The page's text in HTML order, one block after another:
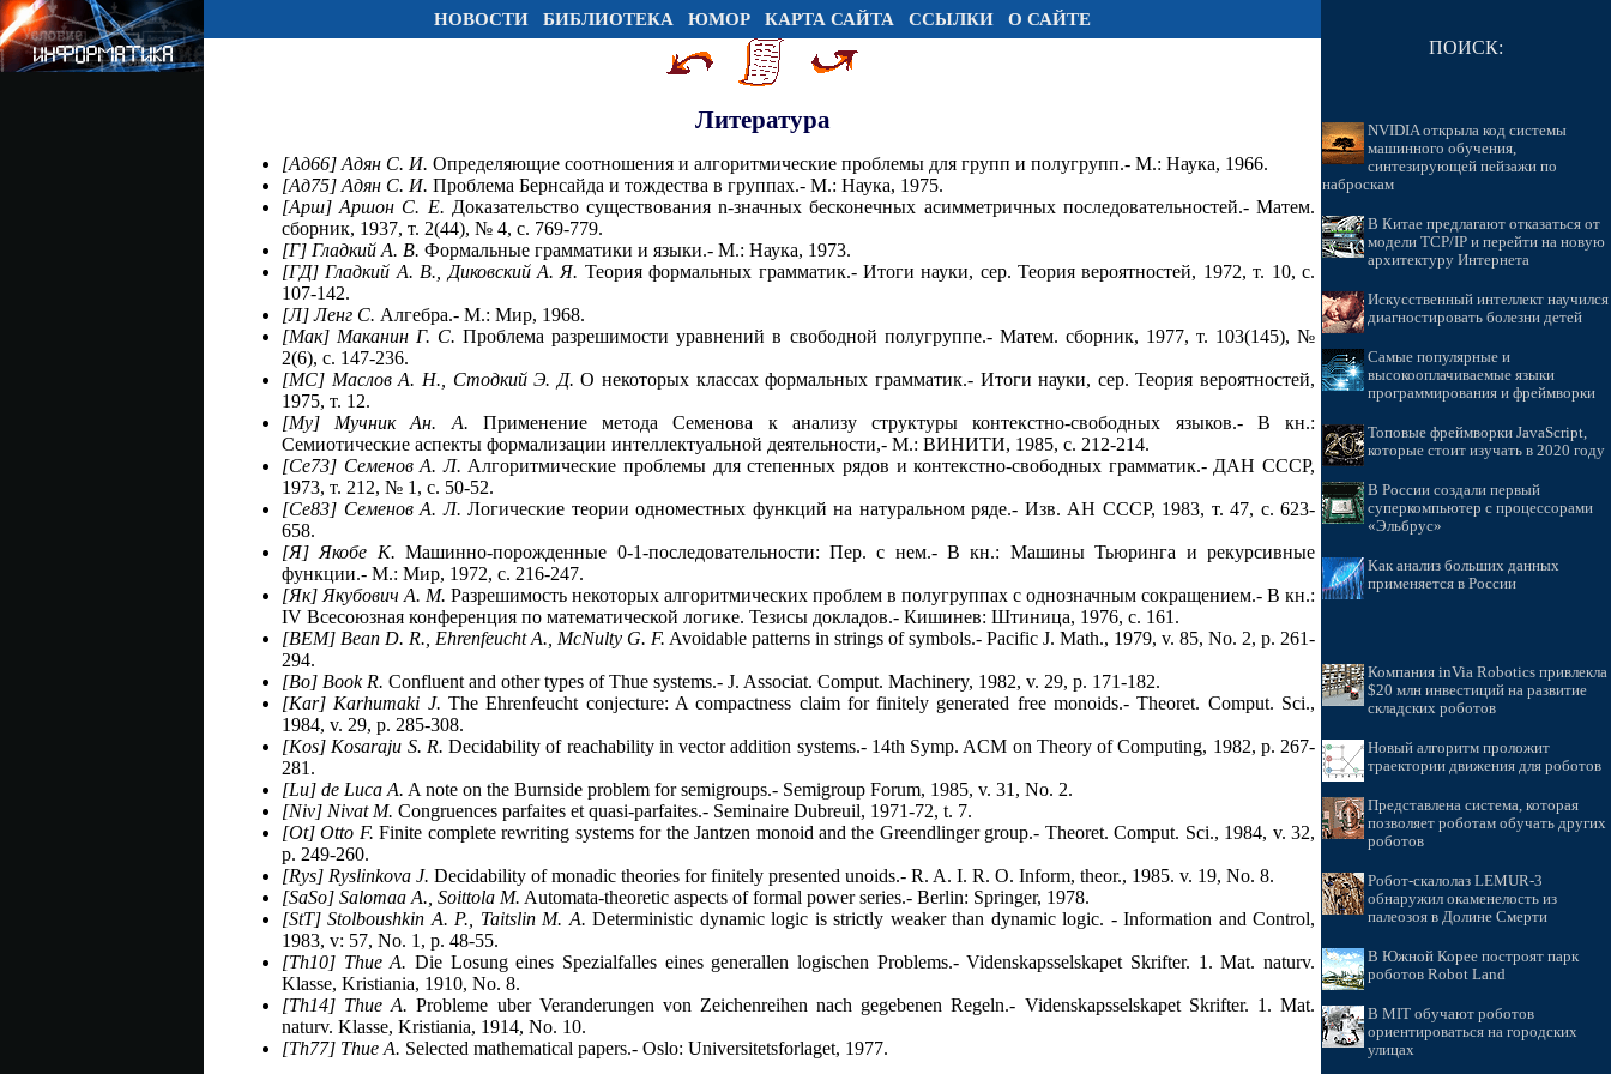
НОВОСТИ БИБЛИОТЕКА ЮМОР КАРТА САЙТА ССЫЛКИ О САЙТЕ
Литература
[Ад66] Адян С. И. Определяющие соотношения и алгоритмические проблемы для групп и полугрупп.- М.: Наука, 1966.
[Ад75] Адян С. И. Проблема Бернсайда и тождества в группах.- М.: Наука, 1975.
[Арш] Аршон С. Е. Доказательство существования n-значных бесконечных асимметричных последовательностей.- Матем.
сборник, 1937, т. 2(44), № 4, с. 769-779.
[Г] Гладкий А. В. Формальные грамматики и языки.- М.: Наука, 1973.
[ГД] Гладкий А. В., Диковский А. Я. Теория формальных грамматик.- Итоги науки, сер. Теория вероятностей, 1972, т. 10, с.
107-142.
[Л] Ленг С. Алгебра.- М.: Мир, 1968.
[Мак] Маканин Г. С. Проблема разрешимости уравнений в свободной полугруппе.- Матем. сборник, 1977, т. 103(145), №
2(6), с. 147-236.
[МС] Маслов А. Н., Стодкий Э. Д. О некоторых классах формальных грамматик.- Итоги науки, сер. Теория вероятностей,
1975, т. 12.
[Му] Мучник Ан. А. Применение метода Семенова к анализу структуры контекстно-свободных языков.- В кн.:
Семиотические аспекты формализации интеллектуальной деятельности,- М.: ВИНИТИ, 1985, с. 212-214.
[Се73] Семенов А. Л. Алгоритмические проблемы для степенных рядов и контекстно-свободных грамматик.- ДАН СССР,
1973, т. 212, № 1, с. 50-52.
[Се83] Семенов А. Л. Логические теории одноместных функций на натуральном ряде.- Изв. АН СССР, 1983, т. 47, с. 623-
658.
[Я] Якобе К. Машинно-порожденные 0-1-последовательности: Пер. с нем.- В кн.: Машины Тьюринга и рекурсивные
функции.- М.: Мир, 1972, с. 216-247.
[Як] Якубович А. М. Разрешимость некоторых алгоритмических проблем в полугруппах с однозначным сокращением.- В кн.:
IV Всесоюзная конференция по математической логике. Тезисы докладов.- Кишинев: Штиница, 1976, с. 161.
[BEM] Bean D. R., Ehrenfeucht A., McNulty G. F. Avoidable patterns in strings of symbols.- Pacific J. Math., 1979, v. 85, No. 2, p. 261-
294.
[Bo] Book R. Confluent and other types of Thue systems.- J. Associat. Comput. Machinery, 1982, v. 29, p. 171-182.
[Kar] Karhumaki J. The Ehrenfeucht conjecture: A compactness claim for finitely generated free monoids.- Theoret. Comput. Sci.,
1984, v. 29, p. 285-308.
[Kos] Kosaraju S. R. Decidability of reachability in vector addition systems.- 14th Symp. ACM on Theory of Computing, 1982, p. 267-
281.
[Lu] de Luca A. A note on the Burnside problem for semigroups.- Semigroup Forum, 1985, v. 31, No. 2.
[Niv] Nivat M. Congruences parfaites et quasi-parfaites.- Seminaire Dubreuil, 1971-72, t. 7.
[Ot] Otto F. Finite complete rewriting systems for the Jantzen monoid and the Greendlinger group.- Theoret. Comput. Sci., 1984, v. 32,
p. 249-260.
[Rys] Ryslinkova J. Decidability of monadic theories for finitely presented unoids.- R. A. I. R. O. Inform, theor., 1985. v. 19, No. 8.
[SaSo] Salomaa A., Soittola M. Automata-theoretic aspects of formal power series.- Berlin: Springer, 1978.
[StT] Stolboushkin A. P., Taitslin M. A. Deterministic dynamic logic is strictly weaker than dynamic logic. - Information and Control,
1983, v: 57, No. 1, p. 48-55.
[Th10] Thue A. Die Losung eines Spezialfalles eines generallen logischen Problems.- Videnskapsselskapet Skrifter. 1. Mat. naturv.
Klasse, Kristiania, 1910, No. 8.
[Th14] Thue A. Probleme uber Veranderungen von Zeichenreihen nach gegebenen Regeln.- Videnskapsselskapet Skrifter. 1. Mat.
naturv. Klasse, Kristiania, 1914, No. 10.
[Th77] Thue A. Selected mathematical papers.- Oslo: Universitetsforlaget, 1977.
ПОИСК:
NVIDIA открыла код системы
машинного обучения,
синтезирующей пейзажи по
наброскам
В Китае предлагают отказаться от
модели TCP/IP и перейти на новую
архитектуру Интернета
Искусственный интеллект научился
диагностировать болезни детей
Самые популярные и
высокооплачиваемые языки
программирования и фреймворки
Топовые фреймворки JavaScript,
которые стоит изучать в 2020 году
В России создали первый
суперкомпьютер с процессорами
«Эльбрус»
Как анализ больших данных
применяется в России
Компания inVia Robotics привлекла
$20 млн инвестиций на развитие
складских роботов
Новый алгоритм проложит
траектории движения для роботов
Представлена система, которая
позволяет роботам обучать других
роботов
Робот-скалолаз LEMUR-3
обнаружил окаменелость из
палеозоя в Долине Смерти
В Южной Корее построят парк
роботов Robot Land
В MIT обучают роботов
ориентироваться на городских
улицах